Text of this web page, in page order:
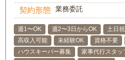
契約形態 業務委託
週1〜OK 週2〜3日からOK 土日
高収入可能
未経験OK 資格不要
ハウスキーパー募集
家事代行スタッ